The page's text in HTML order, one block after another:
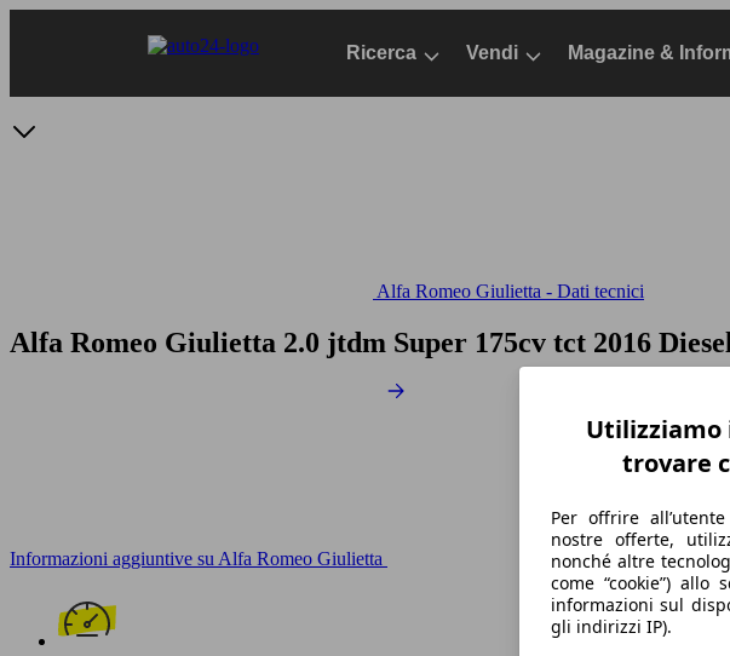
Ricerca Vendi Magazine &
Alfa Romeo Giulietta - Dati tecnici
Alfa Romeo Giulietta 2.0 jtdm Super 175cv tct 2016
Informazioni aggiuntive su Alfa Romeo Giulietta
Utilizziamo
trovare
Per offrire
nostre offerte,
nonché altre
come “cookie”)
informazioni sul
gli indirizzi IP).